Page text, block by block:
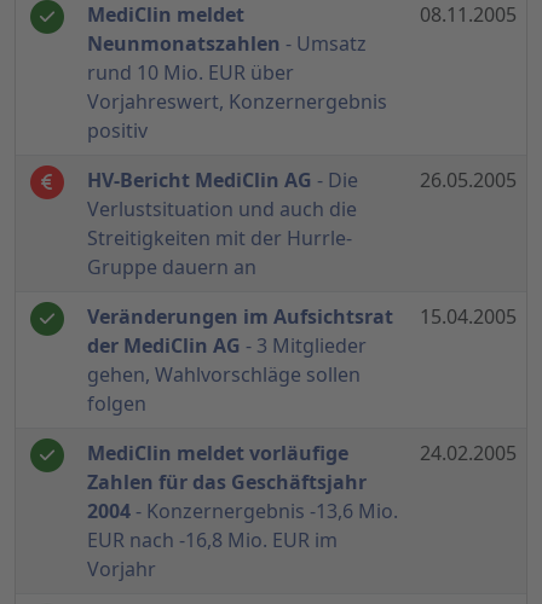
MediClin meldet
Neunmonatszahlen - Umsatz
rund 10 Mio. EUR über
Vorjahreswert, Konzernergebnis
positiv
08.11.2005
HV-Bericht MediClin AG - Die
Verlustsituation und auch die
Streitigkeiten mit der Hurrle-
Gruppe dauern an
26.05.2005
Veränderungen im Aufsichtsrat
der MediClin AG - 3 Mitglieder
gehen, Wahlvorschläge sollen
folgen
15.04.2005
MediClin meldet vorläufige
Zahlen für das Geschäftsjahr
2004 - Konzernergebnis -13,6 Mio.
EUR nach -16,8 Mio. EUR im
Vorjahr
24.02.2005